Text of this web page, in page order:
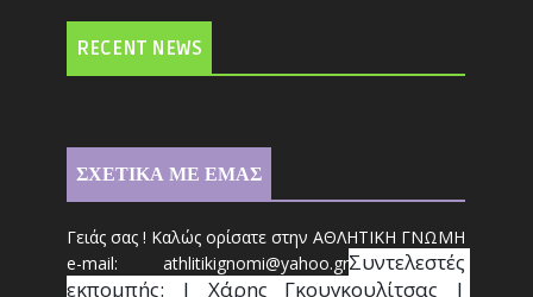
RECENT NEWS
ΣΧΕΤΙΚΑ ΜΕ ΕΜΑΣ
Γειάς σας ! Καλώς ορίσατε στην ΑΘΛΗΤΙΚΗ ΓΝΩΜΗ
e-mail: athlitikignomi@yahoo.grΣυντελεστές
εκπομπής: | Χάρης Γκουγκουλίτσας |